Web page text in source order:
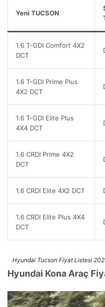
Yeni TUCSON
1.6 T-GDI Comfort 4X2
DCT
1.6 T-GDI Prime Plus
4X2 DCT
1.6 T-GDI Elite Plus
4X4 DCT
1.6 CRDI Prime 4X2
DCT
1.6 CRDI Elite 4X2 DCT
1.6 CRDI Elite Plus 4X4
DCT
Hyundai Tucson Fiyat Listesi
Hyundai Kona Araç